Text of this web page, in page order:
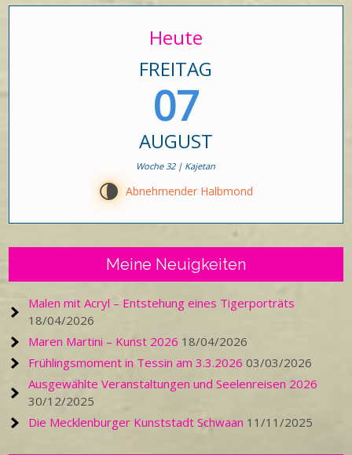
Heute
FREITAG
07
AUGUST
Woche 32 | Kajetan
U Abnehmender Halbmond
Meine Neuigkeiten
Malen mit Acryl – Entstehung eines Tigerporträts
18/04/2026
Maren Martini – Kunst 2026 18/04/2026
Frühlingsmoment in Tessin am 3.3.2026 03/03/2026
Ausgewählte Veranstaltungen und Seelenreisen 2026
30/12/2025
Die Mecklenburger Kunststadt Schwaan 11/11/2025